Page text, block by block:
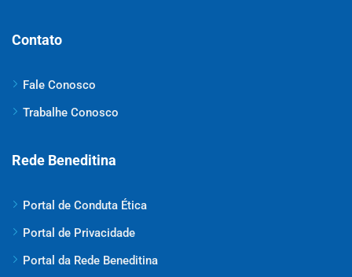
Contato
Fale Conosco
Trabalhe Conosco
Rede Beneditina
Portal de Conduta Ética
Portal de Privacidade
Portal da Rede Beneditina